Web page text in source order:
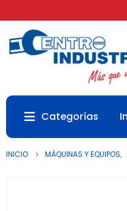
Categorías
INICIO MÁQUINAS Y EQUIPOS,